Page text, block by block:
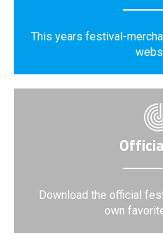
This years festival-
Download the official
own